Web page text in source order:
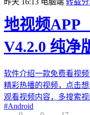
地视频APP
V4.2.0 纯净
软件介绍一款免费看视
精彩热播的视频，点击
观看视频内容，多搜索
#Android